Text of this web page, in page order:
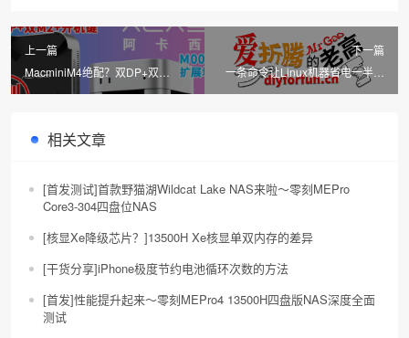
上一篇
MacminiM4绝配？双DP+双
M2+开机键，阿卡西斯Macmini
下一篇
一条命令让Linux机器省电一半，
常见Linux系统之cpupower
相关文章
[首发测试]首款野猫湖Wildcat Lake NAS来啦～零刻MEPro
Core3-304四盘位NAS
[核显Xe降级芯片？]13500H Xe核显单双内存的差异
[干货分享]iPhone极度节约电池循环次数的方法
[首发]性能提升起来～零刻MEPro4 13500H四盘版NAS深度全面
测试